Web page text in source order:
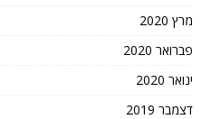
מרץ 2020
פברואר 2020
ינואר 2020
דצמבר 2019